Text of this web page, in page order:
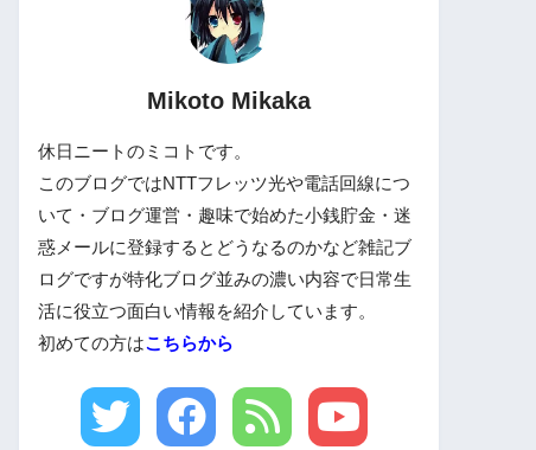
Mikoto Mikaka
休日ニートのミコトです。
このブログではNTTフレッツ光や電話回線につ
いて・ブログ運営・趣味で始めた小銭貯金・迷
惑メールに登録するとどうなるのかなど雑記ブ
ログですが特化ブログ並みの濃い内容で日常生
活に役立つ面白い情報を紹介しています。
初めての方はこちらから